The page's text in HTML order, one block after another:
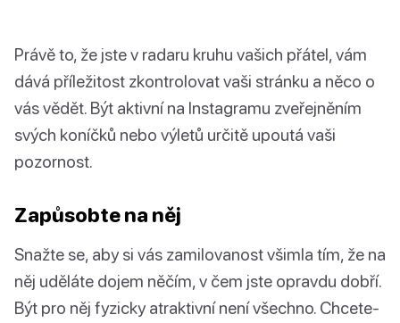
Právě to, že jste v radaru kruhu vašich přátel, vám
dává příležitost zkontrolovat vaši stránku a něco o
vás vědět. Být aktivní na Instagramu zveřejněním
svých koníčků nebo výletů určitě upoutá vaši
pozornost.
Zapůsobte na něj
Snažte se, aby si vás zamilovanost všimla tím, že na
něj uděláte dojem něčím, v čem jste opravdu dobří.
Být pro něj fyzicky atraktivní není všechno. Chcete-